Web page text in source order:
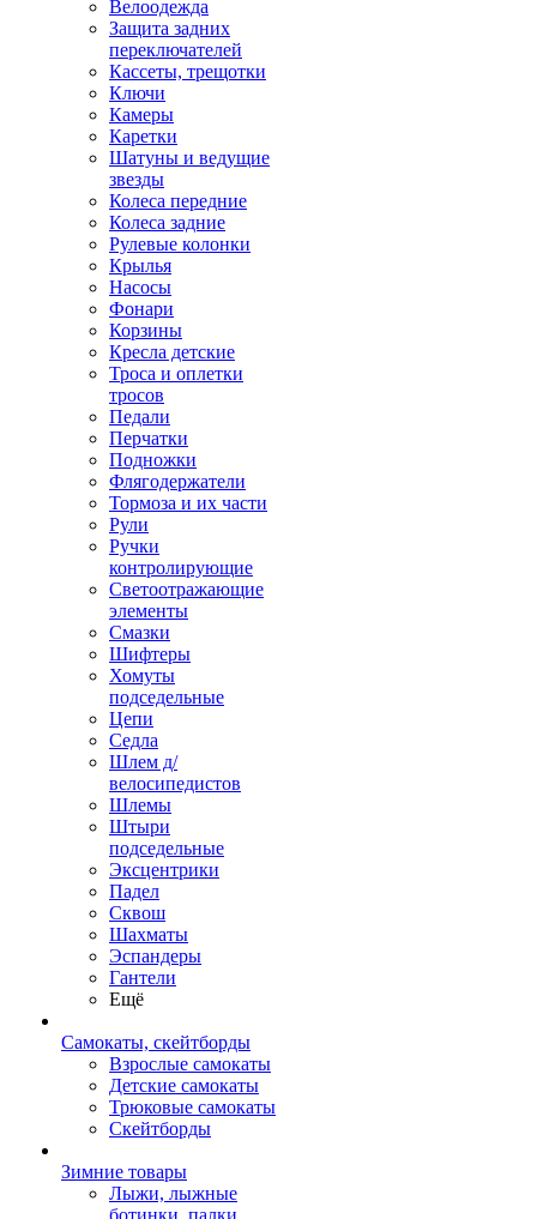
Велоодежда
Защита задних
переключателей
Кассеты, трещотки
Ключи
Камеры
Каретки
Шатуны и ведущие
звезды
Колеса передние
Колеса задние
Рулевые колонки
Крылья
Насосы
Фонари
Корзины
Кресла детские
Троса и оплетки
тросов
Педали
Перчатки
Подножки
Флягодержатели
Тормоза и их части
Рули
Ручки
контролирующие
Светоотражающие
элементы
Смазки
Шифтеры
Хомуты
подседельные
Цепи
Седла
Шлем д/
велосипедистов
Шлемы
Штыри
подседельные
Эксцентрики
Падел
Сквош
Шахматы
Эспандеры
Гантели
Ещё
Самокаты, скейтборды
Взрослые самокаты
Детские самокаты
Трюковые самокаты
Скейтборды
Зимние товары
Лыжи, лыжные
ботинки, палки